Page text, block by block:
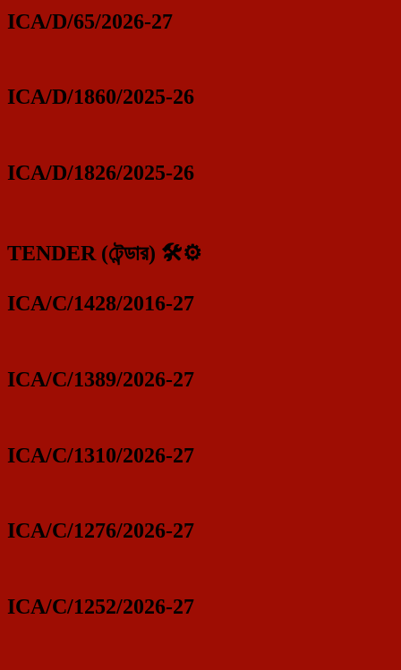
ICA/D/65/2026-27
ICA/D/1860/2025-26
ICA/D/1826/2025-26
TENDER (টেন্ডার) 🛠️⚙️
ICA/C/1428/2016-27
ICA/C/1389/2026-27
ICA/C/1310/2026-27
ICA/C/1276/2026-27
ICA/C/1252/2026-27